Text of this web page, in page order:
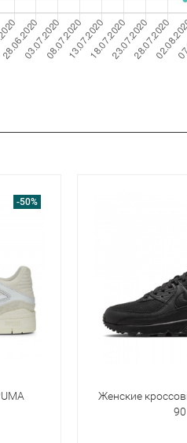
-50%
Женские
90